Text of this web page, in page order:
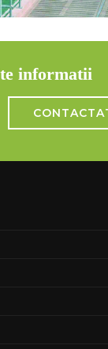
informatii